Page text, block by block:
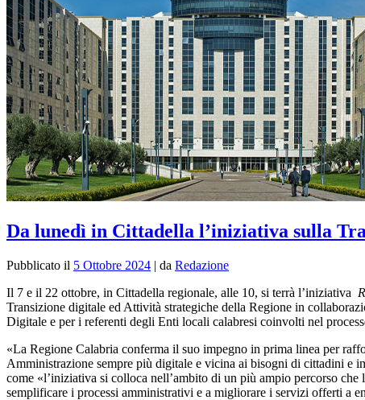
Da lunedì in Cittadella l’iniziativa sulla
Pubblicato il 5 Ottobre 2024 | da Redazione
Il 7 e il 22 ottobre, in Cittadella regionale, alle 10, si terrà l’iniziativa
Transizione digitale ed Attività strategiche della Regione in
Digitale e per i referenti degli Enti locali calabresi coinvolti nel
«La Regione Calabria conferma il suo impegno in prima linea per
Amministrazione sempre più digitale e vicina ai bisogni di cittadini e
come «l’iniziativa si colloca nell’ambito di un più ampio percorso
semplificare i processi amministrativi e a migliorare i servizi offerti a